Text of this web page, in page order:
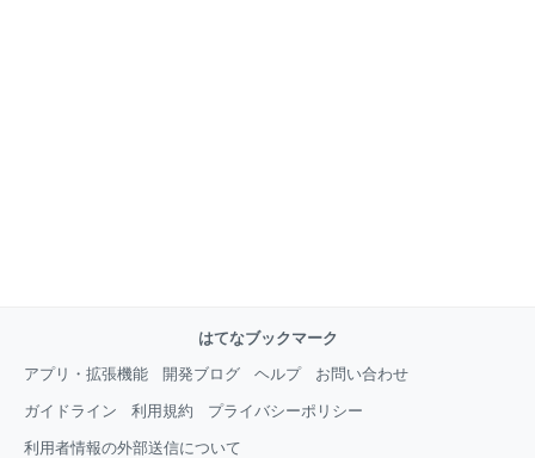
はてなブックマーク
アプリ・拡張機能
開発ブログ ヘルプ お問い合わせ
ガイドライン 利用規約 プライバシーポリシー
利用者情報の外部送信について